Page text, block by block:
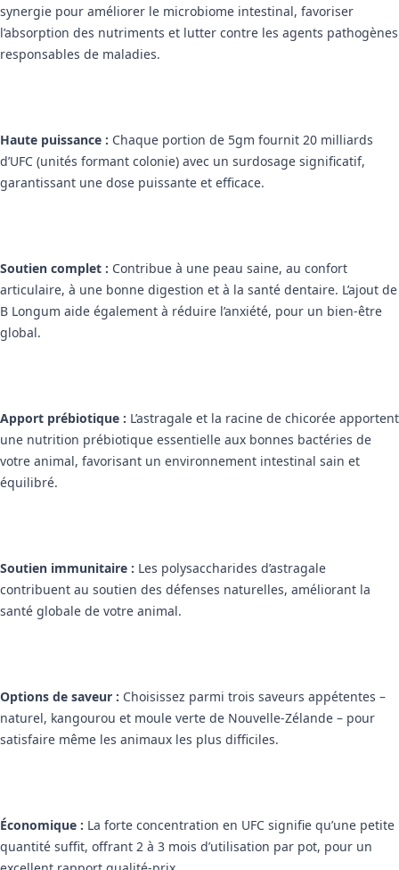
synergie pour améliorer le microbiome intestinal, favoriser
l’absorption des nutriments et lutter contre les agents pathogènes
responsables de maladies.
Haute puissance : Chaque portion de 5gm fournit 20 milliards
d’UFC (unités formant colonie) avec un surdosage significatif,
garantissant une dose puissante et efficace.
Soutien complet : Contribue à une peau saine, au confort
articulaire, à une bonne digestion et à la santé dentaire. L’ajout de
B Longum aide également à réduire l’anxiété, pour un bien-être
global.
Apport prébiotique : L’astragale et la racine de chicorée apportent
une nutrition prébiotique essentielle aux bonnes bactéries de
votre animal, favorisant un environnement intestinal sain et
équilibré.
Soutien immunitaire : Les polysaccharides d’astragale
contribuent au soutien des défenses naturelles, améliorant la
santé globale de votre animal.
Options de saveur : Choisissez parmi trois saveurs appétentes –
naturel, kangourou et moule verte de Nouvelle-Zélande – pour
satisfaire même les animaux les plus difficiles.
Économique : La forte concentration en UFC signifie qu’une petite
quantité suffit, offrant 2 à 3 mois d’utilisation par pot, pour un